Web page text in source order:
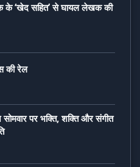
के ‘खेद सहित’ से घायल लेखक की
की रेल
पर भक्ति, शक्ति और संगीत